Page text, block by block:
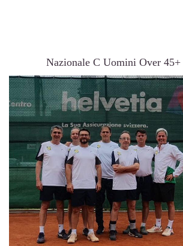
Nazionale C Uomini Over 45+